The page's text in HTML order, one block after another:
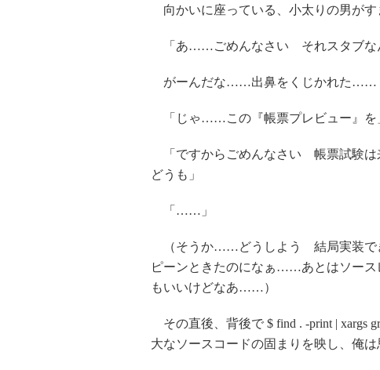
向かいに座っている、小太りの男がす
「あ……ごめんなさい それスタブな
がーんだな……出鼻をくじかれた……
「じゃ……この『帳票プレビュー』を
「ですからごめんなさい 帳票試験は
どうも」
「……」
（そうか……どうしよう 結局実装で
ピーンときたのになぁ……あとはソー
もいいけどなあ……）
その直後、背後で $ find . -print | xargs
大なソースコードの固まりを映し、俺は